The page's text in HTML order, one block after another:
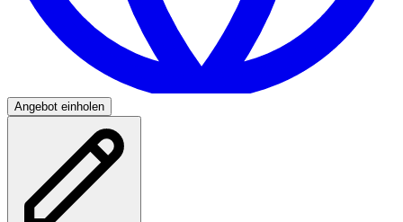
Angebot einholen